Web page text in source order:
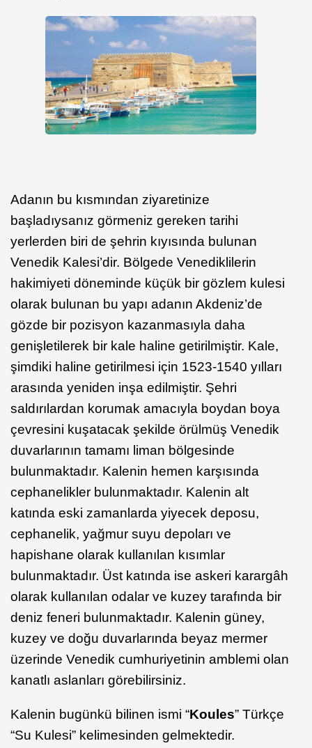
Adanın bu kısmından ziyaretinize
başladıysanız görmeniz gereken tarihi
yerlerden biri de şehrin kıyısında bulunan
Venedik Kalesi’dir. Bölgede Venediklilerin
hakimiyeti döneminde küçük bir gözlem kulesi
olarak bulunan bu yapı adanın Akdeniz’de
gözde bir pozisyon kazanmasıyla daha
genişletilerek bir kale haline getirilmiştir. Kale,
şimdiki haline getirilmesi için 1523-1540 yılları
arasında yeniden inşa edilmiştir. Şehri
saldırılardan korumak amacıyla boydan boya
çevresini kuşatacak şekilde örülmüş Venedik
duvarlarının tamamı liman bölgesinde
bulunmaktadır. Kalenin hemen karşısında
cephanelikler bulunmaktadır. Kalenin alt
katında eski zamanlarda yiyecek deposu,
cephanelik, yağmur suyu depoları ve
hapishane olarak kullanılan kısımlar
bulunmaktadır. Üst katında ise askeri karargâh
olarak kullanılan odalar ve kuzey tarafında bir
deniz feneri bulunmaktadır. Kalenin güney,
kuzey ve doğu duvarlarında beyaz mermer
üzerinde Venedik cumhuriyetinin amblemi olan
kanatlı aslanları görebilirsiniz.
Kalenin bugünkü bilinen ismi “Koules” Türkçe
“Su Kulesi” kelimesinden gelmektedir.